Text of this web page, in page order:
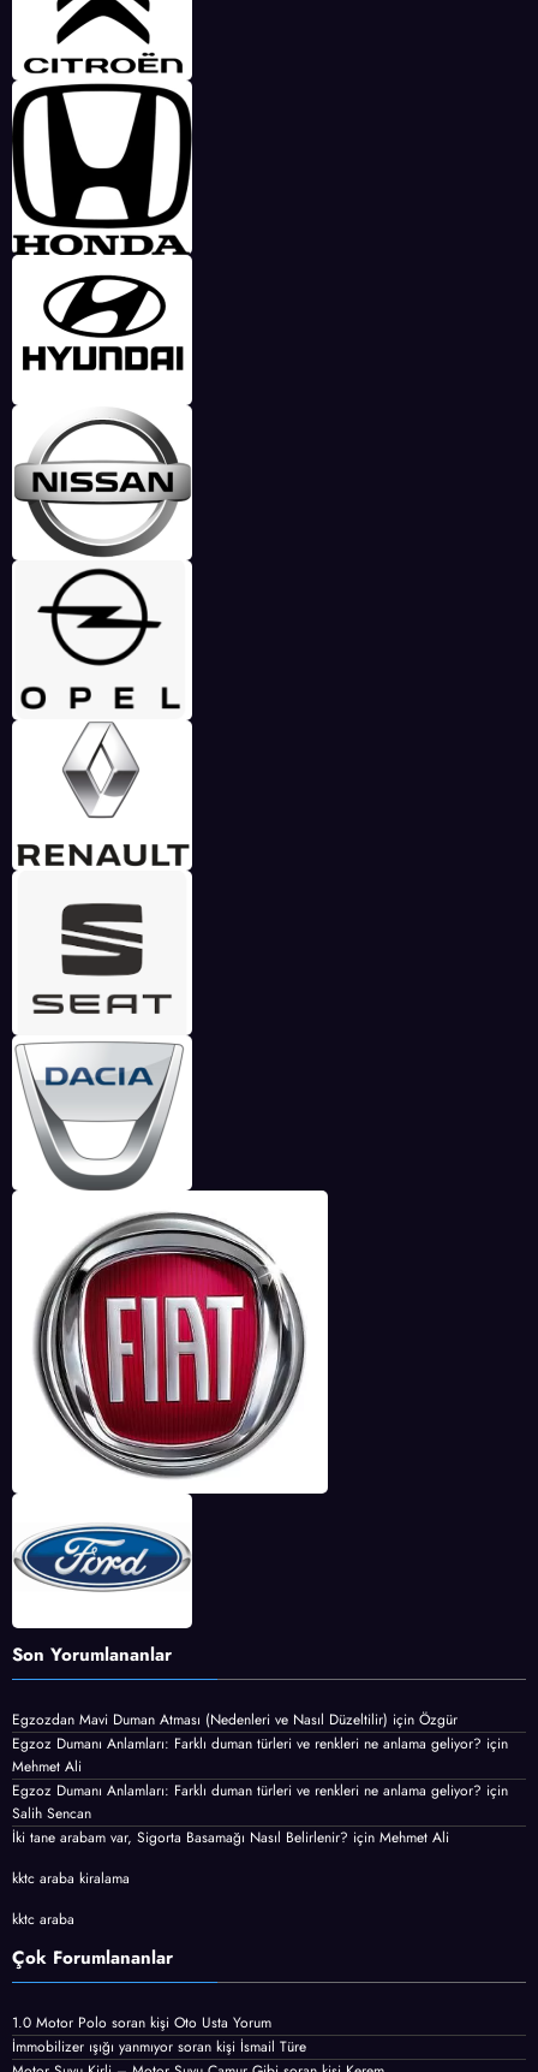
Son Yorumlananlar
Egzozdan Mavi Duman Atması (Nedenleri ve Nasıl Düzeltilir) için Özgür
Egzoz Dumanı Anlamları: Farklı duman türleri ve renkleri ne anlama geliyor? için
Mehmet Ali
Egzoz Dumanı Anlamları: Farklı duman türleri ve renkleri ne anlama geliyor? için
Salih Sencan
İki tane arabam var, Sigorta Basamağı Nasıl Belirlenir? için Mehmet Ali
kktc araba kiralama
kktc araba
Çok Forumlananlar
1.0 Motor Polo soran kişi Oto Usta Yorum
İmmobilizer ışığı yanmıyor soran kişi İsmail Türe